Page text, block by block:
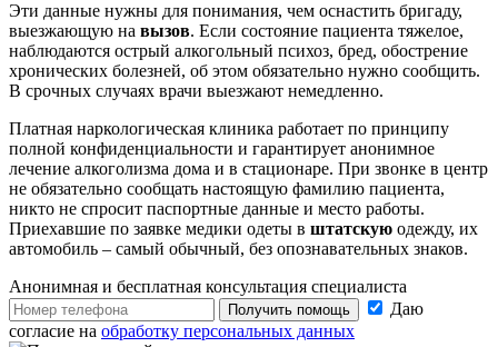
Эти данные нужны для понимания, чем оснастить бригаду,
выезжающую на вызов. Если состояние пациента тяжелое,
наблюдаются острый алкогольный психоз, бред, обострение
хронических болезней, об этом обязательно нужно сообщить.
В срочных случаях врачи выезжают немедленно.
Платная наркологическая клиника работает по принципу
полной конфиденциальности и гарантирует анонимное
лечение алкоголизма дома и в стационаре. При звонке в центр
не обязательно сообщать настоящую фамилию пациента,
никто не спросит паспортные данные и место работы.
Приехавшие по заявке медики одеты в штатскую одежду, их
автомобиль – самый обычный, без опознавательных знаков.
Анонимная и бесплатная консультация специалиста
Получить помощь
Даю
согласие на обработку персональных данных